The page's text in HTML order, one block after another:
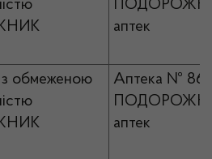
аптек
з обмеженою
Аптека № 86
аптек